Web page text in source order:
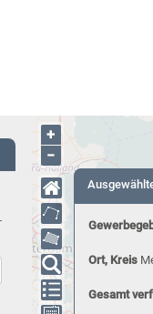
+
−
Ort, Kreis
Gesamt